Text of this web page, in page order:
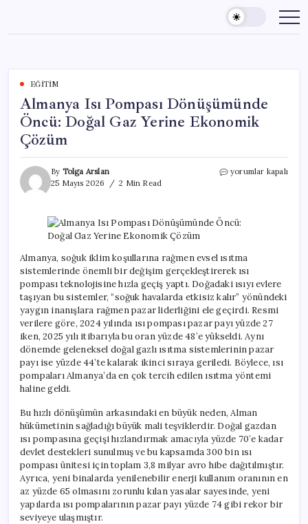
content
EĞITIM
Almanya Isı Pompası Dönüşümünde
Öncü: Doğal Gaz Yerine Ekonomik
Çözüm
By Tolga Arslan
25 Mayıs 2026
2 Min Read
Almanya
Öncü:
Doğal
Yerine
Ekonomik
Çözüm
için
yorumlar kapalı
Almanya, soğuk iklim koşullarına rağmen evsel ısıtma
sistemlerinde önemli bir değişim gerçekleştirerek ısı
pompası teknolojisine hızla geçiş yaptı. Doğadaki ısıyı evlere
taşıyan bu sistemler, “soğuk havalarda etkisiz kalır” yönündeki
yaygın inanışlara rağmen pazar liderliğini ele geçirdi. Resmi
verilere göre, 2024 yılında ısı pompası pazar payı yüzde 27
iken, 2025 yılı itibarıyla bu oran yüzde 48’e yükseldi. Aynı
dönemde geleneksel doğal gazlı ısıtma sistemlerinin pazar
payı ise yüzde 44’te kalarak ikinci sıraya geriledi. Böylece, ısı
pompaları Almanya’da en çok tercih edilen ısıtma yöntemi
haline geldi.
Bu hızlı dönüşümün arkasındaki en büyük neden, Alman
hükümetinin sağladığı büyük mali teşviklerdir. Doğal gazdan
ısı pompasına geçişi hızlandırmak amacıyla yüzde 70’e kadar
devlet destekleri sunulmuş ve bu kapsamda 300 bin ısı
pompası ünitesi için toplam 3,8 milyar avro hibe dağıtılmıştır.
Ayrıca, yeni binalarda yenilenebilir enerji kullanım oranının en
az yüzde 65 olmasını zorunlu kılan yasalar sayesinde, yeni
yapılarda ısı pompalarının pazar payı yüzde 74 gibi rekor bir
seviyeye ulaşmıştır.